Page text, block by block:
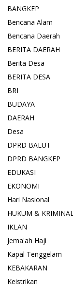
BANGKEP
Bencana Alam
Bencana Daerah
BERITA DAERAH
Berita Desa
BERITA DESA
BRI
BUDAYA
DAERAH
Desa
DPRD BALUT
DPRD BANGKEP
EDUKASI
EKONOMI
Hari Nasional
HUKUM &
IKLAN
Jema'ah Haji
Kapal Tenggelam
KEBAKARAN
Keistrikan